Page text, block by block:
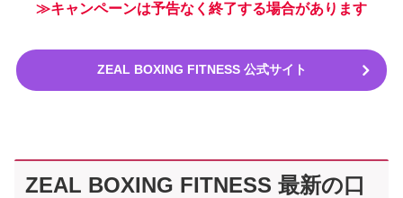
≫キャンペーンは予告なく終了する場合があります
ZEAL BOXING FITNESS 公式サイト
ZEAL BOXING FITNESS 最新の口